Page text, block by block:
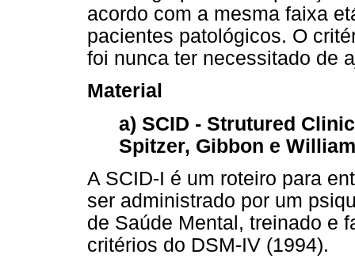
acordo com a mesma faixa
pacientes patológicos. O
foi nunca ter necessitado de
Material
a) SCID - Strutured
Spitzer, Gibbon e
A SCID-I é um roteiro para
ser administrado por um
de Saúde Mental, treinado e
critérios do DSM-IV (1994).